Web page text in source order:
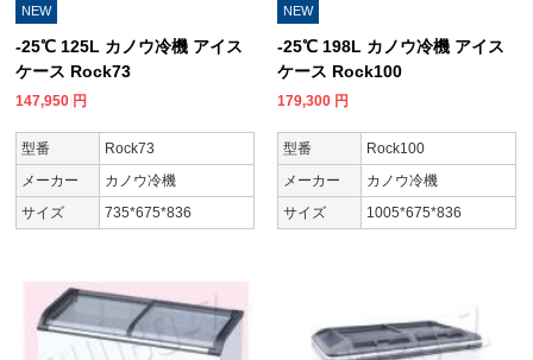
NEW
-25℃ 125L カノウ冷機 アイス
ケース Rock73
147,950 円
型番
Rock73
メーカー
カノウ冷機
サイズ
735*675*836
NEW
-25℃ 198L カノウ冷機 アイス
ケース Rock100
179,300 円
型番
Rock100
メーカー
カノウ冷機
サイズ
1005*675*836